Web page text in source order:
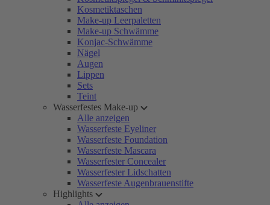
Kosmetiktaschen
Make-up Leerpaletten
Make-up Schwämme
Konjac-Schwämme
Nägel
Augen
Lippen
Sets
Teint
Wasserfestes Make-up
Alle anzeigen
Wasserfeste Eyeliner
Wasserfeste Foundation
Wasserfeste Mascara
Wasserfester Concealer
Wasserfester Lidschatten
Wasserfeste Augenbrauenstifte
Highlights